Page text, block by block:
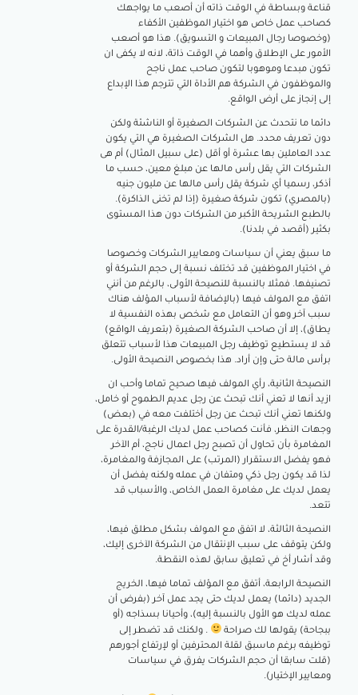
قناعة وبساطة في الوقت ذاته أن أصعب ما يواجهك
كصاحب عمل خاص هو اختيار الموظفين الأكفاء
(وخصوصا رجال المبيعات و التسويق). هذا هو أصعب
الأمور على الإطلاق وأهما في الوقت ذاتة، لانه لا يكفى ان
تكون مبدعا وموهوبا لتكون صاحب عمل ناجح
والموظفون في الشركة هم الأداة التي تترجم هذا الإبداع
إلى إنجاز على أرض الواقع.
دائما ما نتحدث عن الشركات الصغيرة أو الناشئة ولكن
دون تعريف محدد. هل الشركات الصغيرة هي التي يكون
عدد العاملين بها عشرة أو أقل (على سبيل المثال) أم هى
الشركات التي يقل رأس مالها عن مبلغ معين، حسب ما
أذكر، رسميا أي شركة يقل رأس مالها عن مليون جنيه
(بالمصري) تكون شركة صغيرة (إذا لم تخنى الذاكرة).
بالطبع الشريحة الأكبر من الشركات دون هذا المستوى
بكثير (أقصد في بلدنا).
ما سبق يعني أن سياسات ومعايير الشركات وخصوصا
في اختيار الموظفين قد تختلف نسبة إلى حجم الشركة أو
تصنيفها. فمثلا بالنسبة للنصيحة الأولى، بالرغم من أنني
اتفق مع المولف فيها (بالإضافة لأسباب المؤلف هناك
سبب آخر وهو أن التعامل مع شخص بهذه النفسية لا
يطاق)، إلا أن صاحب الشركة الصغيرة (بتعريف الواقع)
قد لا يستطيع توظيف رجل المبيعات هذا لأسباب تتعلق
برأس مالة حتى وإن أراد. هذا بخصوص النصيحة الأولى.
النصيحة الثانية، رأي المولف فيها صحيح تماما وأحب ان
ازيد أنها لا تعني أنك تبحث عن رجل عديم الطموح أو خامل،
ولكنها تعني أنك تبحث عن رجل أختلفت معه في (بعض)
وجهات النظر، فأنت كصاحب عمل لديك الرغبة/القدرة على
المغامرة بأن تحاول أن تصبح رجل اعمال ناجج، أم الآخر
فهو يفضل الاستقرار (المرتب) على المجازفة والمغامرة،
لذا قد يكون رجل ذكي ومتفان في عمله ولكنه يفضل أن
يعمل لديك على مغامرة العمل الخاص، والأسباب قد
تتعد.
النصيحة الثالثة، لا اتفق مع المولف بشكل مطلق فيها،
ولكن يتوقف على سبب الإنتقال من الشركة الآخرى إليك،
وقد أشار أخ في تعليق سابق لهذه النقطة.
النصيحة الرابعة، أتفق مع المؤلف تماما فيها، الخريج
الجديد (دائما) يعمل لديك حتى يجد عمل آخر (بفرض أن
عمله لديك هو الأول بالنسبة إليه)، وأحيانا بسذاجه (أو
ببجاحة) يقولها لك صراحة
. ولكنك قد تضطر إلى
توظيفه برغم ماسبق لقلة المحترفين أو لإرتفاع أجورهم
(قلت سابقا أن حجم الشركات يفرق في سياسات
ومعايير الإختيار).